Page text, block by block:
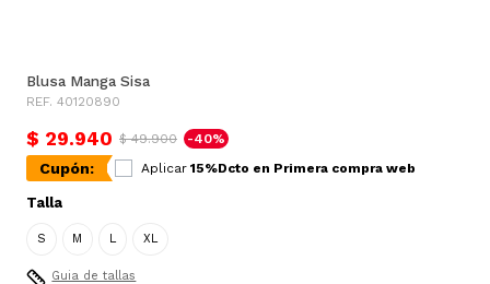
Blusa Manga Sisa
REF. 40120890
$ 29.940 $ 49.900 -40%
Cupón: Aplicar 15%Dcto en Primera compra web
Talla
S M L XL
Guia de tallas